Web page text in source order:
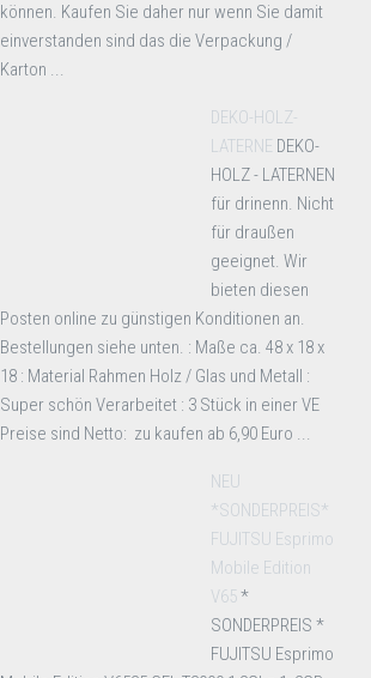
können. Kaufen Sie daher nur wenn Sie damit
einverstanden sind das die Verpackung /
Karton ...
DEKO-HOLZ-
LATERNE DEKO-
HOLZ - LATERNEN
für drinenn. Nicht
für draußen
geeignet. Wir
bieten diesen
Posten online zu günstigen Konditionen an.
Bestellungen siehe unten. : Maße ca. 48 x 18 x
18 : Material Rahmen Holz / Glas und Metall :
Super schön Verarbeitet : 3 Stück in einer VE
Preise sind Netto: zu kaufen ab 6,90 Euro ...
NEU
*SONDERPREIS*
FUJITSU Esprimo
Mobile Edition
V65*
SONDERPREIS *
FUJITSU Esprimo